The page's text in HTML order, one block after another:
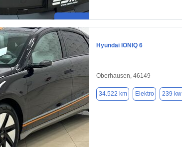
Hyundai IONIQ 6
Oberhausen, 46149
34.522 km Elektro 239